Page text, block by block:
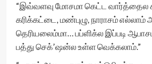
“இவ்வளவு மோசமா கெட்ட
கரிக்கட்டை, மண்புழு, நாராசம் எல்லாம்
தெரியலைம்மா… பப்ளிக்ல இப்படி
பத்து செக்’ஷன்ல உள்ள வெக்கலாம்.”